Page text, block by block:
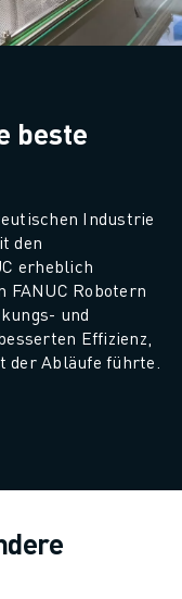
beste
Industrie
den
erheblich
FANUC Robotern
und
Effizienz,
der Abläufe führte.